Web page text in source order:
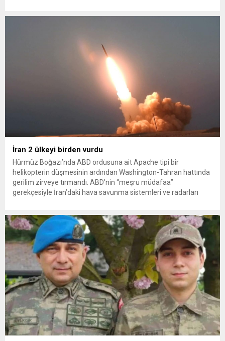
İran 2 ülkeyi birden vurdu
Hürmüz Boğazı’nda ABD ordusuna ait Apache tipi bir
helikopterin düşmesinin ardından Washington-Tahran hattında
gerilim zirveye tırmandı. ABD’nin “meşru müdafaa”
gerekçesiyle İran’daki hava savunma sistemleri ve radarları
yeni bir ABD saldırısına anında yanıt verileceğini duyurdu....